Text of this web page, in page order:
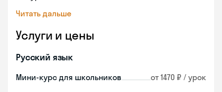
Читать дальше
Услуги и цены
Русский язык
Мини-курс для школьников от 1470 ₽ / урок